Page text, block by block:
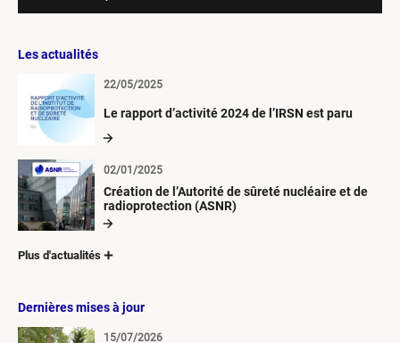
Les actualités
Le rapport d’activité 2024 de l’IRSN est paru
22/05/2025
Création de l’Autorité de sûreté nucléaire et de
radioprotection (ASNR)
02/01/2025
Plus d'actualités
Dernières mises à jour
15/07/2026